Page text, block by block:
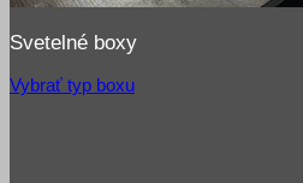
Svetelné boxy
Vybrať typ boxu